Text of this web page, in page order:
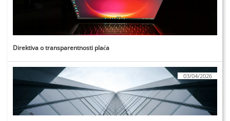
Direktiva o transparentnosti plaća
03/04/2026